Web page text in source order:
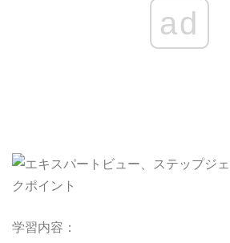
ad
学習内容：